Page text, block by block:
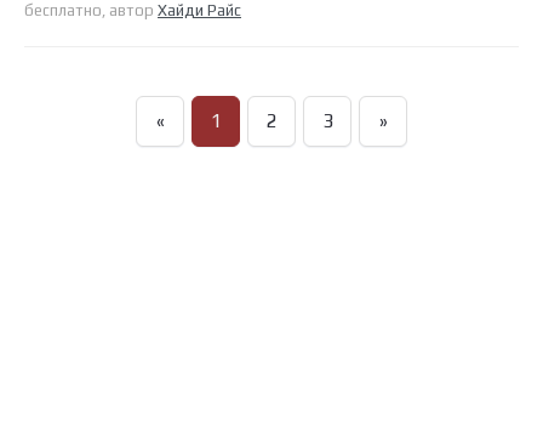
бесплатно, автор Хайди Райс
« 1 2 3 »